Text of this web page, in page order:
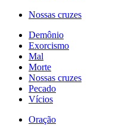
Nossas cruzes
Demônio
Exorcismo
Mal
Morte
Nossas cruzes
Pecado
Vícios
Oração